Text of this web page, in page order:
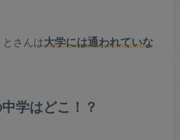
さんは大学には通われていな
学はどこ！？